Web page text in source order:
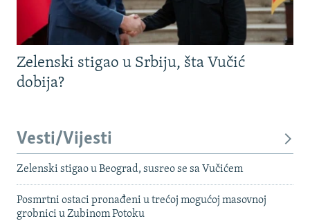
Zelenski stigao u Srbiju, šta Vučić
dobija?
Vesti/Vijesti
Zelenski stigao u Beograd, susreo se sa Vučićem
Posmrtni ostaci pronađeni u trećoj mogućoj masovnoj
grobnici u Zubinom Potoku